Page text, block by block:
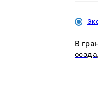
В